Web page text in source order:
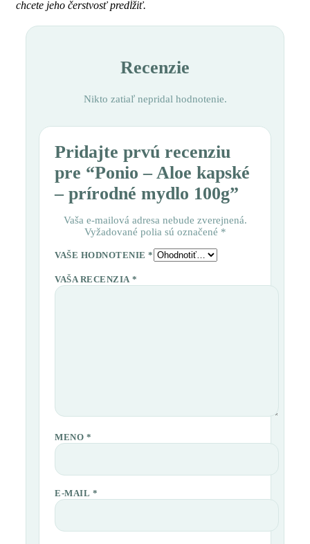
chcete jeho čerstvosť predĺžiť.
Recenzie
Nikto zatiaľ nepridal hodnotenie.
Pridajte prvú recenziu
pre “Ponio – Aloe kapské
– prírodné mydlo 100g”
Vaša e-mailová adresa nebude zverejnená.
Vyžadované polia sú označené *
VAŠE HODNOTENIE *
VAŠA RECENZIA *
MENO *
E-MAIL *